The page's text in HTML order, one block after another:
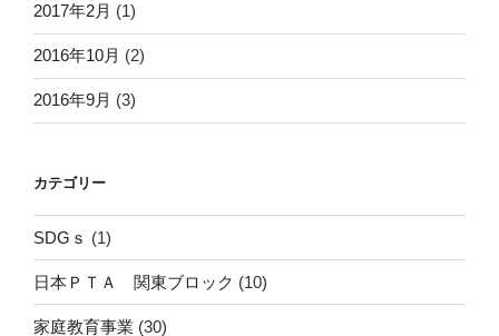
2017年2月 (1)
2016年10月 (2)
2016年9月 (3)
カテゴリー
SDGｓ (1)
日本ＰＴＡ 関東ブロック (10)
家庭教育事業 (30)